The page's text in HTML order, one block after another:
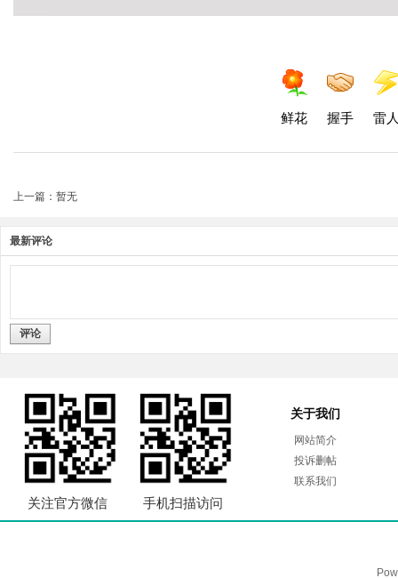
鲜花 握手 雷
上一篇：暂无
最新评论
评论
关注官方微信 手机扫描访问
关于我们
网站简介
投诉删帖
联系我们